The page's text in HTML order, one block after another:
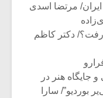
دکتر کاظم
جایگاه هنر در
بوردیو”/ سارا